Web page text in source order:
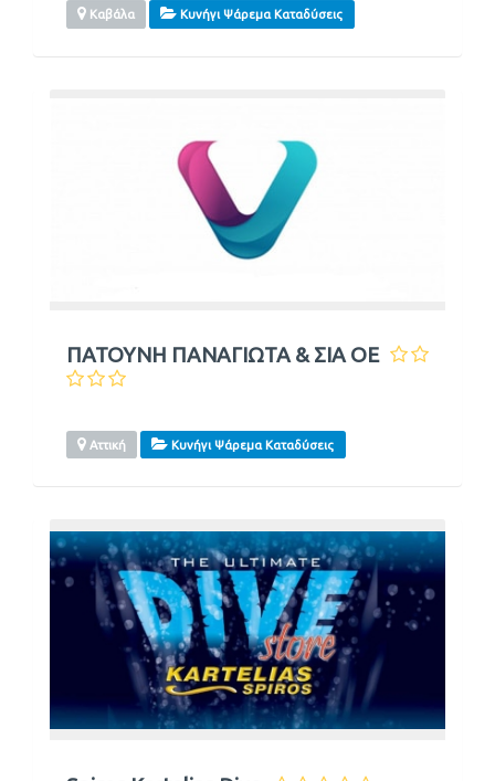
Καβάλα Κυνήγι Ψάρεμα Καταδύσεις
ΠΑΤΟΥΝΗ ΠΑΝΑΓΙΩΤΑ & ΣΙΑ ΟΕ
Αττική Κυνήγι Ψάρεμα Καταδύσεις